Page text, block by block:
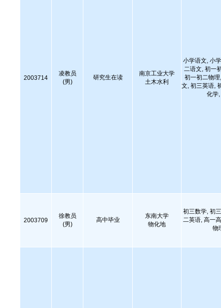
2003714
凌教员
(男)
研究生在读
南京工业大学
土木水利
小学语文, 小
二语文, 初一
初一初二物
文, 初三英语,
化学
2003709
徐教员
(男)
高中毕业
东南大学
物化地
初三数学, 初
二英语, 高一
物